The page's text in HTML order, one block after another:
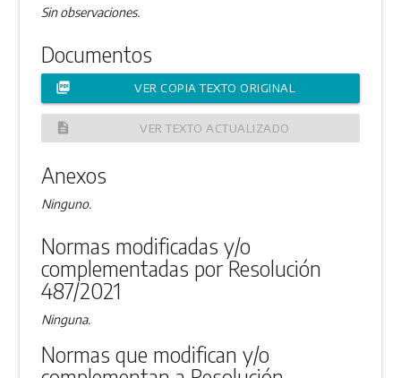
Sin observaciones.
Documentos
picture_as_pdf VER COPIA TEXTO ORIGINAL
description VER TEXTO ACTUALIZADO
Anexos
Ninguno.
Normas modificadas y/o
complementadas por Resolución
487/2021
Ninguna.
Normas que modifican y/o